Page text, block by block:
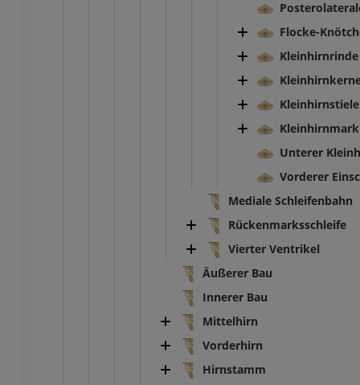
Flocke-
Kleinhirnrinde
Kleinhirnstiele
Kleinhirnmark
Unterer
Vorderer
Mediale Schleifenbahn
Rückenmarksschleife
Vierter Ventrikel
Äußerer Bau
Innerer Bau
Mittelhirn
Vorderhirn
Hirnstamm